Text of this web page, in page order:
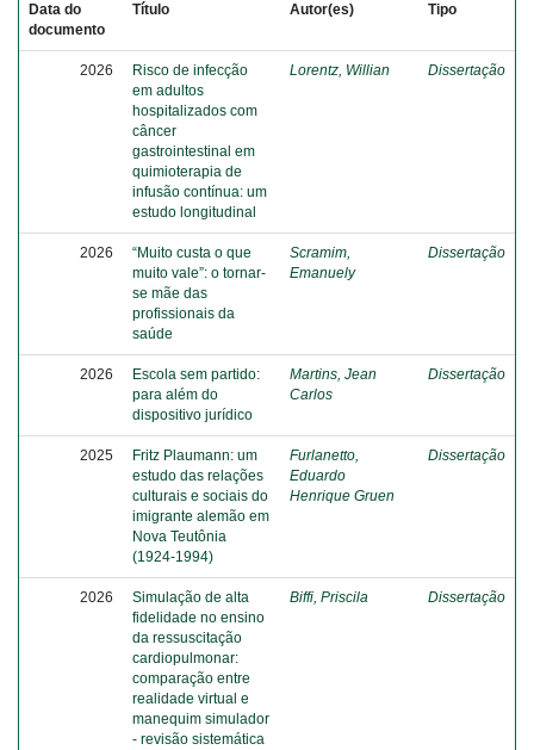
Data do
documento
Título Autor(es) Tipo
2026
Risco de infecção
em adultos
hospitalizados com
câncer
gastrointestinal em
quimioterapia de
infusão contínua: um
estudo longitudinal
Lorentz, Willian Dissertação
2026
“Muito custa o que
muito vale”: o tornar-
se mãe das
profissionais da
saúde
Scramim,
Emanuely
Dissertação
2026
Escola sem partido:
para além do
dispositivo jurídico
Martins, Jean
Carlos
Dissertação
2025
Fritz Plaumann: um
estudo das relações
culturais e sociais do
imigrante alemão em
Nova Teutônia
(1924-1994)
Furlanetto,
Eduardo
Henrique Gruen
Dissertação
2026
Simulação de alta
fidelidade no ensino
da ressuscitação
cardiopulmonar:
comparação entre
realidade virtual e
manequim simulador
- revisão sistemática
Biffi, Priscila Dissertação